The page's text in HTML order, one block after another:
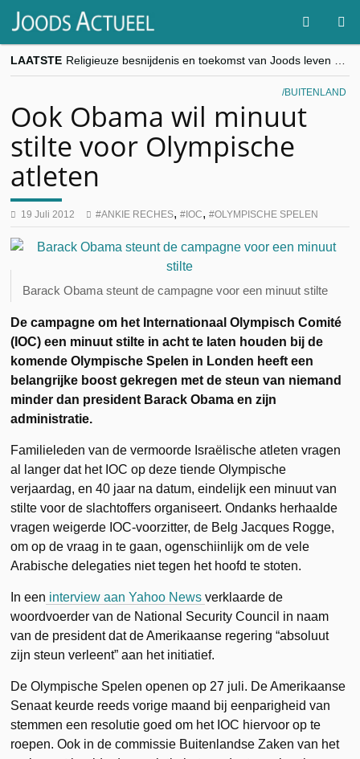
LAATSTE
“Besnijdenisdebat toont hoe moeilijk seculiere Westen minderheden begrijpt”, Jinnih Beels (Vooruit)
CITYTRIP | ROEMENIË – Boekarest: de verrassing van Oost-Europa
BUITENLAND
Ook Obama wil minuut
stilte voor Olympische
atleten
19 Juli 2012 ANKIE RECHES, IOC, OLYMPISCHE SPELEN
Barack Obama steunt de campagne voor een minuut stilte
De campagne om het Internationaal Olympisch Comité
(IOC) een minuut stilte in acht te laten houden bij de
komende Olympische Spelen in Londen heeft een
belangrijke boost gekregen met de steun van niemand
minder dan president Barack Obama en zijn
administratie.
Familieleden van de vermoorde Israëlische atleten vragen
al langer dat het IOC op deze tiende Olympische
verjaardag, en 40 jaar na datum, eindelijk een minuut van
stilte voor de slachtoffers organiseert. Ondanks herhaalde
vragen weigerde IOC-voorzitter, de Belg Jacques Rogge,
om op de vraag in te gaan, ogenschiinlijk om de vele
Arabische delegaties niet tegen het hoofd te stoten.
In een interview aan Yahoo Newsverklaarde de
woordvoerder van de National Security Council in naam
van de president dat de Amerikaanse regering “absoluut
zijn steun verleent” aan het initiatief.
De Olympische Spelen openen op 27 juli. De Amerikaanse
Senaat keurde reeds vorige maand bij eenparigheid van
stemmen een resolutie goed om het IOC hiervoor op te
roepen. Ook in de commissie Buitenlandse Zaken van het